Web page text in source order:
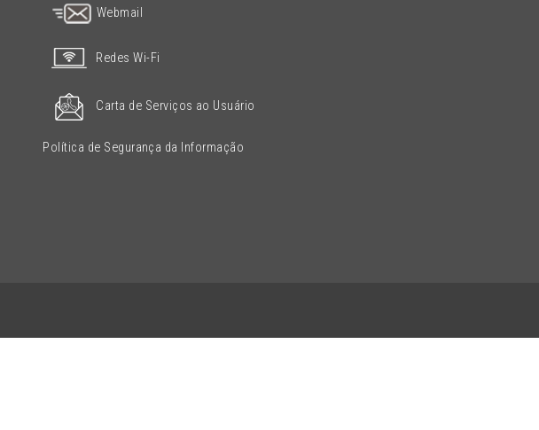
Webmail
Redes Wi-Fi
Carta de Serviços ao Usuário
Política de Segurança da Informação